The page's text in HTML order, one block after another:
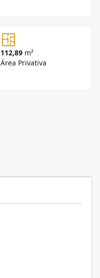
112,89 m²
Área Privativa